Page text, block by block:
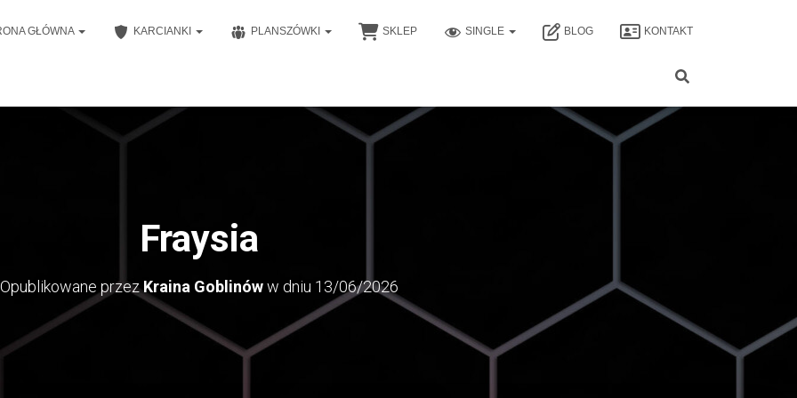
GŁÓWNA KARCIANKI PLANSZÓWKI SKLEP SINGLE BLOG KONTAKT
Fraysia
Opublikowane przezKraina Goblinóww dniu 13/06/2026